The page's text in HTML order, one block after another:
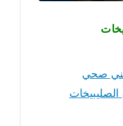
صحي